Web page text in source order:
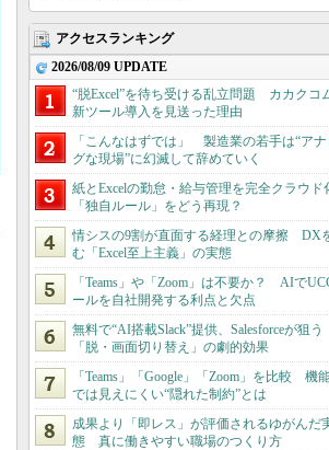
アクセスランキング
2026/08/09 UPDATE
“脱Excel”を待ち受ける乱立問題 カカクコ
新ツール導入を見送った理由
「こんなはずでは」 製造業の若手は“アナ
グな現場”に幻滅して辞めていく
紙とExcelの勤怠・給与管理を完全クラウ
「独自ルール」をどう再現？
情シスの9割が直面する経理との摩擦 DX
む「Excel至上主義」の実態
「Teams」や「Zoom」は不要か？ AIで
ールを自社開発する利点と欠点
無料で“AI搭載Slack”提供、Salesforceが狙う
「脱・画面切り替え」の劇的効果
「Teams」「Google」「Zoom」を比較 機
では見えにくい“隠れた制約”とは
成果より「即レス」が評価されるゆがんだ
態 真に働きやすい職場のつくり方